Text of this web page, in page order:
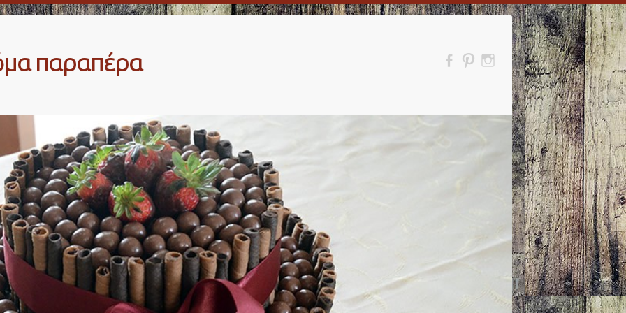
παραπέρα